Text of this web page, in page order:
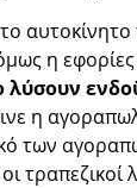
η
η
των